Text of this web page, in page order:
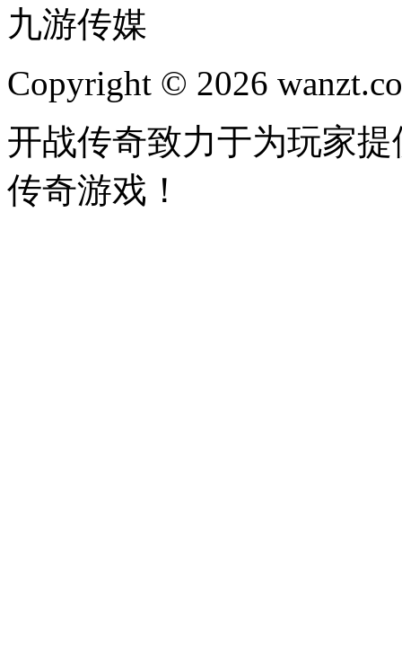
九游传媒
Copyright © 2026
开战传奇致力于为玩家
传奇游戏！